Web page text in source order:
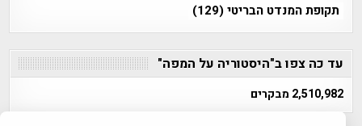
תקופת המנדט הבריטי(129)
עד כה צפו ב"היסטוריה על המפה"
2,510,982 מבקרים